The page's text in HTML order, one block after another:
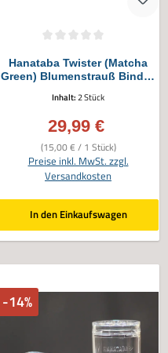
Hanataba Twister (Matcha
Green) Blumenstrauß Binder,
Inhalt:2 Stück
Verkaufspreis:
29,99 €
(15,00 € / 1 Stück)
Preise inkl. MwSt. zzgl.
Versandkosten
In den Einkaufswagen
-14%